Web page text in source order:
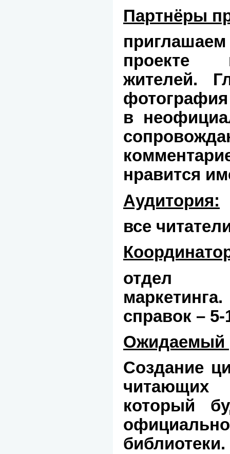
Партнёры
проекте
жителей.
в
нравится
Аудитория:
все
отдел
справок – 5-
Ожидаемый
Создание
который
библиотеки.